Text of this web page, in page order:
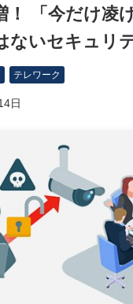
！ 「今だけ凌
ないセキュリ
テレワーク
日